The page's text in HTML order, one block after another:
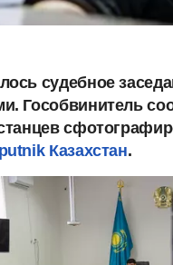
судебное
Гособвинитель
Казахстан.